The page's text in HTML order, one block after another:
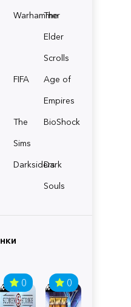
Warhammer
The
Elder
Scrolls
FIFA
Age of
Empires
The
Sims
BioShock
Darksiders
Dark
Souls
0 0